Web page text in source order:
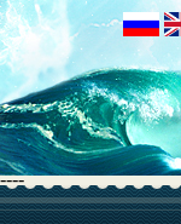
----